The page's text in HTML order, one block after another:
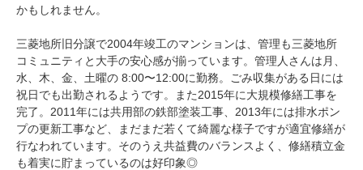
かもしれません。
三菱地所旧分譲で2004年竣工のマンションは、管理も三菱地所
コミュニティと大手の安心感が揃っています。管理人さんは月、
水、木、金、土曜の 8:00〜12:00に勤務。ごみ収集がある日には
祝日でも出勤されるようです。また2015年に大規模修繕工事を
完了。2011年には共用部の鉄部塗装工事、2013年には排水ポン
プの更新工事など、まだまだ若くて綺麗な様子ですが適宜修繕が
行なわれています。そのうえ共益費のバランスよく、修繕積立金
も着実に貯まっているのは好印象◎